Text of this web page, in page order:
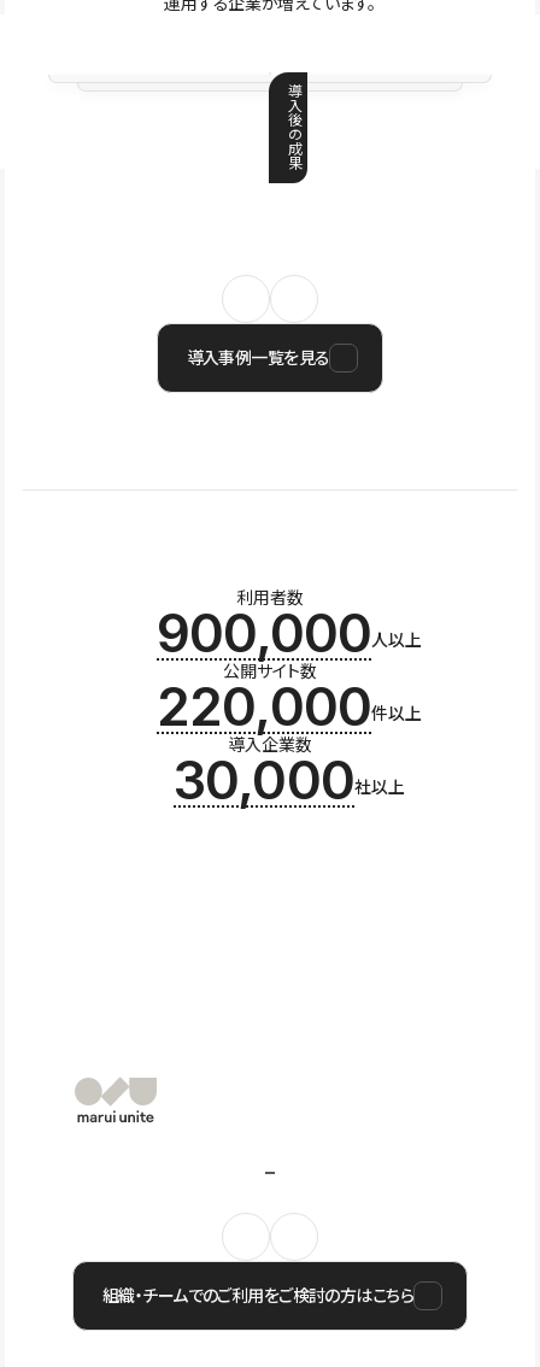
導
入
後
の
成
果
導入事例一覧を見る
利用者数
900,000人以上
公開サイト数
220,000件以上
導入企業数
30,000社以上
組織・チームでのご利用をご検討の方はこちら